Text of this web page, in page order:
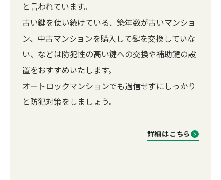
と言われています。
古い鍵を使い続けている、築年数が古いマンショ
ン、中古マンションを購入して鍵を交換していな
い、などは防犯性の高い鍵への交換や補助鍵の設
置をおすすめいたします。
オートロックマンションでも過信せずにしっかり
と防犯対策をしましょう。
詳細はこちら